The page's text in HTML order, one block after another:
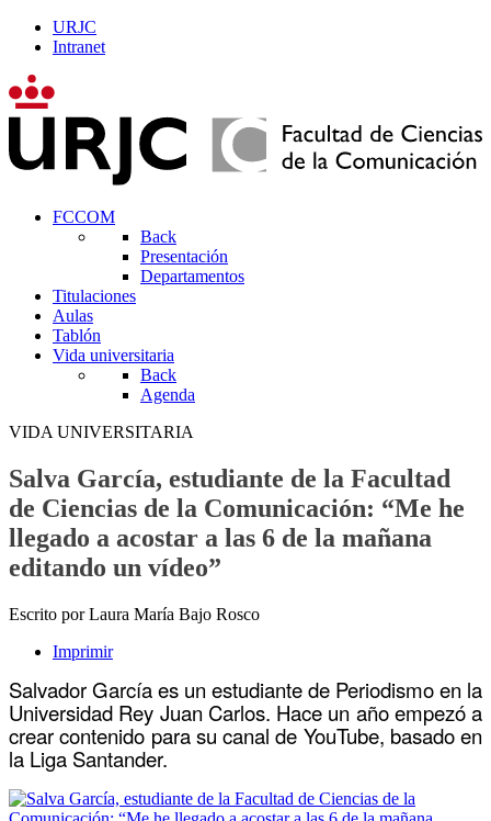
URJC
Intranet
FCCOM
Back
Presentación
Departamentos
Titulaciones
Aulas
Tablón
Vida universitaria
Back
Agenda
VIDA UNIVERSITARIA
Salva García, estudiante de la Facultad
de Ciencias de la Comunicación: “Me he
llegado a acostar a las 6 de la mañana
editando un vídeo”
Escrito por Laura María Bajo Rosco
Imprimir
Salvador García es un estudiante de Periodismo en la
Universidad Rey Juan Carlos. Hace un año empezó a
crear contenido para su canal de YouTube, basado en
la Liga Santander.